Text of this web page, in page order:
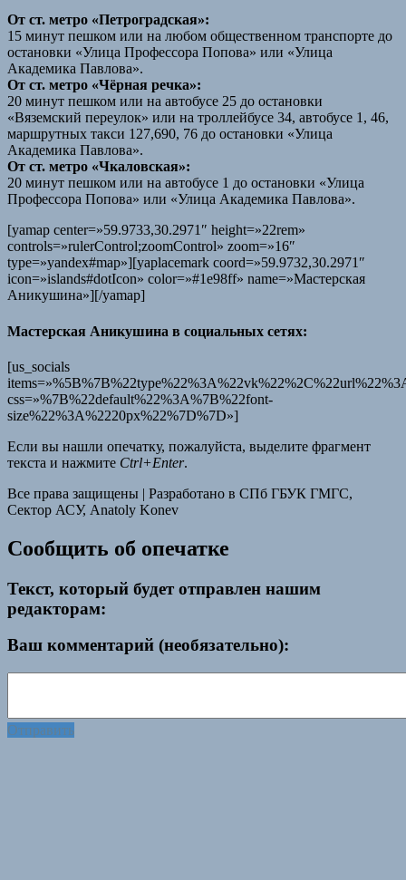
От ст. метро «Петроградская»:
15 минут пешком или на любом общественном транспорте до
остановки «Улица Профессора Попова» или «Улица
Академика Павлова».
От ст. метро «Чёрная речка»:
20 минут пешком или на автобусе 25 до остановки
«Вяземский переулок» или на троллейбусе 34, автобусе 1, 46,
маршрутных такси 127,690, 76 до остановки «Улица
Академика Павлова».
От ст. метро «Чкаловская»:
20 минут пешком или на автобусе 1 до остановки «Улица
Профессора Попова» или «Улица Академика Павлова».
[yamap center=»59.9733,30.2971″ height=»22rem»
controls=»rulerControl;zoomControl» zoom=»16″
type=»yandex#map»][yaplacemark coord=»59.9732,30.2971″
icon=»islands#dotIcon» color=»#1e98ff» name=»Мастерская
Аникушина»][/yamap]
Мастерская Аникушина в социальных сетях:
[us_socials
css=»%7B%22default%22%3A%7B%22font-
size%22%3A%2220px%22%7D%7D»]
Если вы нашли опечатку, пожалуйста, выделите фрагмент
текста и нажмите Ctrl+Enter.
Все права защищены | Разработано в СПб ГБУК ГМГС,
Сектор АСУ, Anatoly Konev
Сообщить об опечатке
Текст, который будет отправлен нашим
редакторам:
Ваш комментарий (необязательно):
Отправить